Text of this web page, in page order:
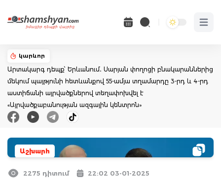
Open
կարևոր
Արտակարգ դեպք՝ Երևանում․ Սարյան փողոցի բնակարաններից
մեկում պայթյունի հետևանքով 55-ամյա տղամարդը 3-րդ և 4-րդ
աստիճանի այրվածքներով տեղափոխվել է
«Այրվածքաբանության ազգային կենտրոն»
Աշխարհ
2275 դիտում 22:02 03-01-2025